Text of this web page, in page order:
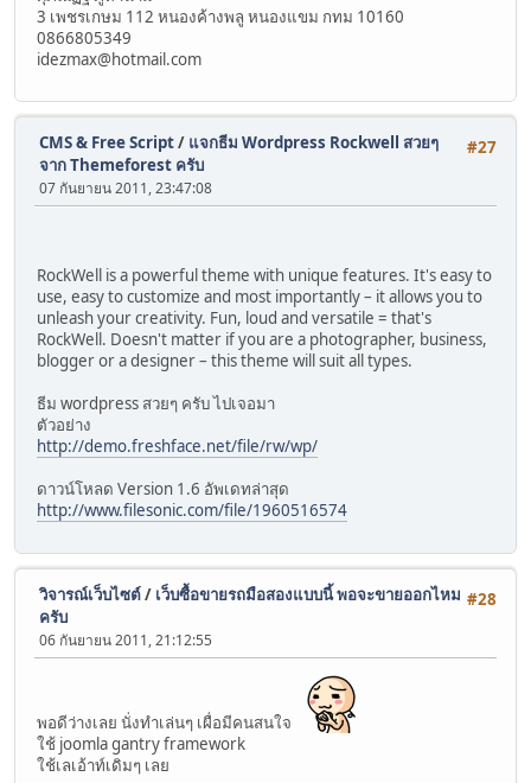
3 เพชรเกษม 112 หนองค้างพลู หนองแขม กทม 10160
0866805349
idezmax@hotmail.com
#27
CMS & Free Script/ แจกธีม Wordpress Rockwell สวยๆ
จาก Themeforest ครับ
07 กันยายน 2011, 23:47:08
RockWell is a powerful theme with unique features. It's easy to
use, easy to customize and most importantly – it allows you to
unleash your creativity. Fun, loud and versatile = that's
RockWell. Doesn't matter if you are a photographer, business,
blogger or a designer – this theme will suit all types.
ธีม wordpress สวยๆ ครับ ไปเจอมา
ตัวอย่าง
http://demo.freshface.net/file/rw/wp/
ดาวน์โหลด Version 1.6 อัพเดทล่าสุด
http://www.filesonic.com/file/1960516574
#28
วิจารณ์เว็บไซต์/ เว็บซื้อขายรถมือสองแบบนี้ พอจะขายออกไหม
ครับ
06 กันยายน 2011, 21:12:55
พอดีว่างเลย นั่งทำเล่นๆ เผื่อมีคนสนใจ
ใช้ joomla gantry framework
ใช้เลเอ้าท์เดิมๆ เลย